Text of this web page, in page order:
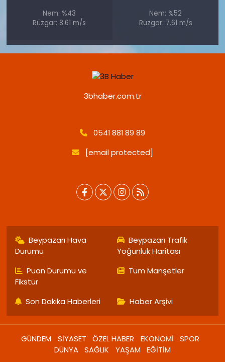
Nem: %43
Rüzgar: 8.61 m/s
Nem: %52
Rüzgar: 7.61 m/s
3bhaber.com.tr
0541 881 89 89
[email protected]
Beypazarı Hava
Durumu
Beypazarı Trafik
Yoğunluk Haritası
Puan Durumu ve
Fikstür
Tüm Manşetler
Son Dakika Haberleri Haber Arşivi
GÜNDEM SİYASET ÖZEL HABER EKONOMİ
SPOR
DÜNYA SAĞLIK YAŞAM EĞİTİM